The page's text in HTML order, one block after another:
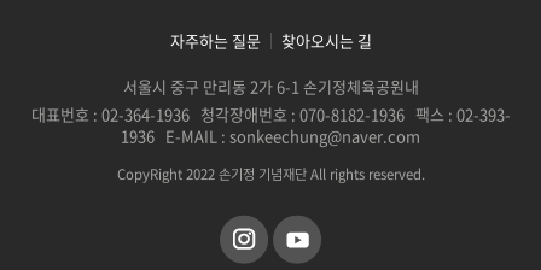
자주하는 질문
찾아오시는 길
서울시 중구 만리동 2가 6-1 손기정체육공원내
대표번호 : 02-364-1936 청각장애번호 : 070-8182-1936 팩스 : 02-393-
1936 E-MAIL : sonkeechung@naver.com
CopyRight 2022 손기정 기념재단 All rights reserved.